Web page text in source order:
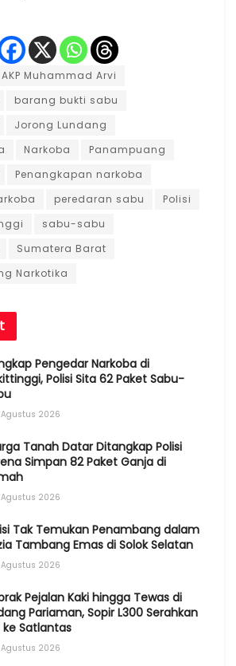
AKP Muhammad Arvi
barang bukti sabu
Jorong Lundang
Narkoba
Panampuang
Penangkapan narkoba
peredaran sabu
Polisi
sabu-sabu
Sumatera Barat
Narkotika
Pengedar Narkoba di
Polisi Sita 62 Paket Sabu-
2026
Tanah Datar Ditangkap Polisi
Simpan 82 Paket Ganja di
2026
Tak Temukan Penambang dalam
Tambang Emas di Solok Selatan
2026
Pejalan Kaki hingga Tewas di
Pariaman, Sopir L300 Serahkan
ke Satlantas
2026